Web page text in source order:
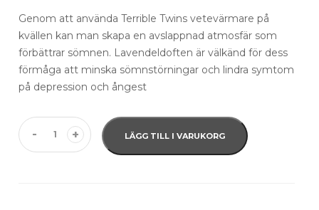
5
based
on
reviews
Genom att använda Terrible Twins vetevärmare på
kvällen kan man skapa en avslappnad atmosfär som
förbättrar sömnen. Lavendeldoften är välkänd för dess
förmåga att minska sömnstörningar och lindra symtom
på depression och ångest
- + LÄGG TILL I VARUKORG